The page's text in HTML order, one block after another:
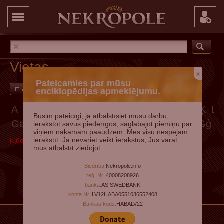
Vietas
Ar attēliem Pievienot vietu
A Ķ L
Ga
Gā Gb Gc Gč Gd Ge Gē Gf Gg Gģ
Kļūda, mēģiniet vēlāk
Pateicamies par mūsu
enciklopēdijas apmeklējumu.
Būsim pateicīgi, ja atbalstīsiet mūsu darbu,
ierakstot savus piederīgos, saglabājot piemiņu par
viņiem nākamām paaudzēm. Mēs visu nespējam
ierakstīt. Ja nevariet veikt ierakstus, Jūs varat
mūs atbalstīt ziedojot.
Biedrība: Nekropole.info
reģ. Nr.:40008208926
banka:AS SWEDBANK
konta Nr.: LV12HABA0551036552408
Bankas kods: HABALV22
x